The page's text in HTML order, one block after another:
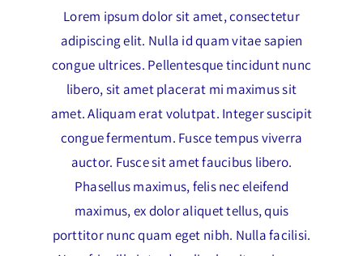
Lorem ipsum dolor sit amet, consectetur
adipiscing elit. Nulla id quam vitae sapien
congue ultrices. Pellentesque tincidunt nunc
libero, sit amet placerat mi maximus sit
amet. Aliquam erat volutpat. Integer suscipit
congue fermentum. Fusce tempus viverra
auctor. Fusce sit amet faucibus libero.
Phasellus maximus, felis nec eleifend
maximus, ex dolor aliquet tellus, quis
porttitor nunc quam eget nibh. Nulla facilisi.